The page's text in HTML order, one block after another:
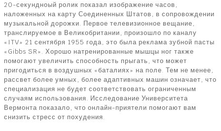
20-секундноый ролик показал изображение часов,
наложенных на карту Соединенных Штатов, в сопровождении
музыкальной дорожки. Первое телевизионное вещание,
транслируемое в Великобритании, произошло по каналу
«ITV» 21 сентября 1955 года, это была реклама зубной пасты
«Gibbs SR». Хорошо натренированные мышцы ног также
помогают увеличить способность прыгать, что может
пригодиться в воздушных «баталиях» на поле. Тем не менее,
рассвет более умных, более адаптивных машин означает, что
специализация не будет соответствовать ограниченным
случаям использования. Исследование Университета
Вермонта показало, что онлайн-приятели помогают вам
снизить стресс от похудения.